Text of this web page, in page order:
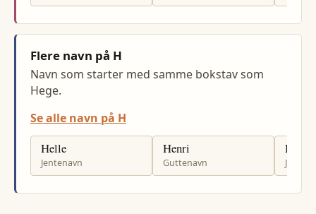
Flere navn på H
Navn som starter med samme bokstav som
Hege.
Se alle navn på H
Helle
Jentenavn
Henri
Guttenavn